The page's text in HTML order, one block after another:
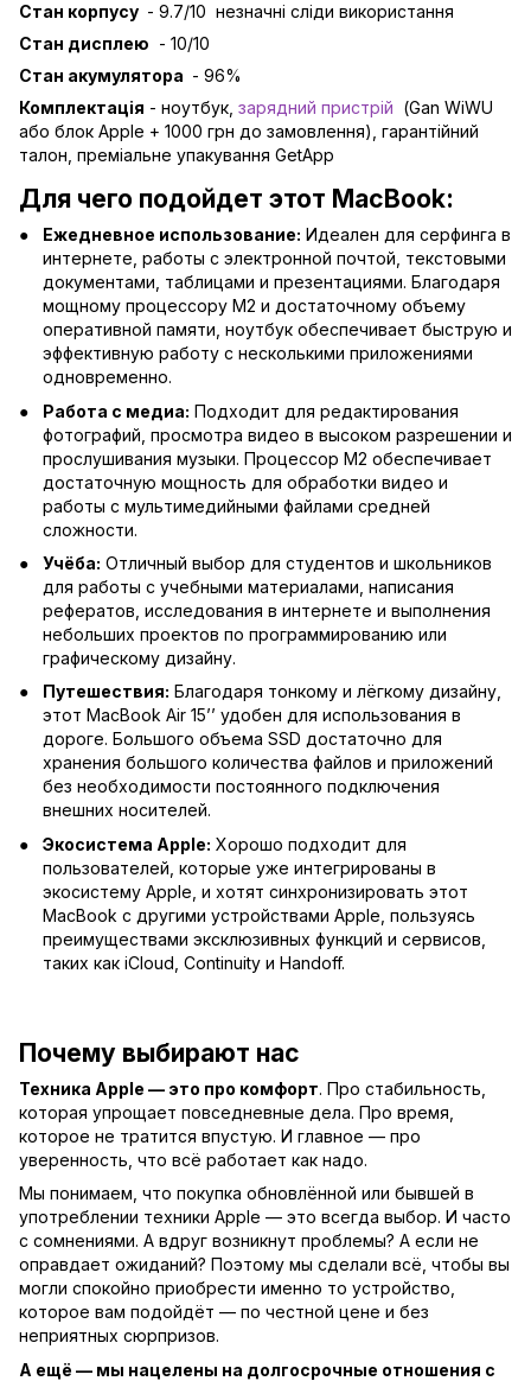
Стан корпусу - 9.7/10 незначні сліди використання
Стан дисплею - 10/10
Стан акумулятора - 96%
Комплектація - ноутбук, зарядний пристрій (Gan WiWU
або блок Apple + 1000 грн до замовлення), гарантійний
талон, преміальне упакування GetApp
Для чего подойдет этот MacBook:
Ежедневное использование: Идеален для серфинга в
интернете, работы с электронной почтой, текстовыми
документами, таблицами и презентациями. Благодаря
мощному процессору M2 и достаточному объему
оперативной памяти, ноутбук обеспечивает быструю и
эффективную работу с несколькими приложениями
одновременно.
Работа с медиа: Подходит для редактирования
фотографий, просмотра видео в высоком разрешении и
прослушивания музыки. Процессор M2 обеспечивает
достаточную мощность для обработки видео и
работы с мультимедийными файлами средней
сложности.
Учёба: Отличный выбор для студентов и школьников
для работы с учебными материалами, написания
рефератов, исследования в интернете и выполнения
небольших проектов по программированию или
графическому дизайну.
Путешествия: Благодаря тонкому и лёгкому дизайну,
этот MacBook Air 15’’ удобен для использования в
дороге. Большого объема SSD достаточно для
хранения большого количества файлов и приложений
без необходимости постоянного подключения
внешних носителей.
Экосистема Apple: Хорошо подходит для
пользователей, которые уже интегрированы в
экосистему Apple, и хотят синхронизировать этот
MacBook с другими устройствами Apple, пользуясь
преимуществами эксклюзивных функций и сервисов,
таких как iCloud, Continuity и Handoff.
Почему выбирают нас
Техника Apple — это про комфорт. Про стабильность,
которая упрощает повседневные дела. Про время,
которое не тратится впустую. И главное — про
уверенность, что всё работает как надо.
Мы понимаем, что покупка обновлённой или бывшей в
употреблении техники Apple — это всегда выбор. И часто
с сомнениями. А вдруг возникнут проблемы? А если не
оправдает ожиданий? Поэтому мы сделали всё, чтобы вы
могли спокойно приобрести именно то устройство,
которое вам подойдёт — по честной цене и без
неприятных сюрпризов.
А ещё — мы нацелены на долгосрочные отношения с